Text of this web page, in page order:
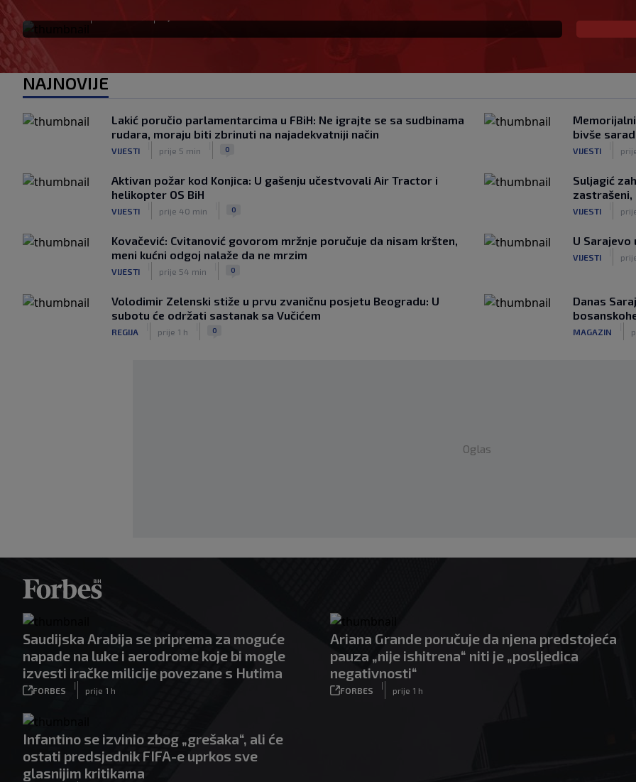
NAJNOVIJE
Lakić poručio parlamentarcima u FBiH: Ne igrajte se sa sudbinama
rudara, moraju biti zbrinuti na najadekvatniji način
VIJESTI prije 5 min 0
bivše
VIJESTI
Aktivan požar kod Konjica: U gašenju učestvovali Air Tractor i
helikopter OS BiH
VIJESTI prije 40 min 0
Suljagić
zastrašeni,
VIJESTI
Kovačević: Cvitanović govorom mržnje poručuje da nisam kršten,
meni kućni odgoj nalaže da ne mrzim
VIJESTI prije 54 min 0
U
VIJESTI
Volodimir Zelenski stiže u prvu zvaničnu posjetu Beogradu: U
subotu će održati sastanak sa Vučićem
REGIJA prije 1 h 0
Danas
MAGAZIN
Oglas
Saudijska Arabija se priprema za moguće
napade na luke i aerodrome koje bi mogle
izvesti iračke milicije povezane s Hutima
FORBES
|
prije 1 h
Ariana Grande poručuje da njena predstojeća
pauza „nije ishitrena“ niti je „posljedica
negativnosti“
FORBES
|
prije 1 h
Infantino se izvinio zbog „grešaka“, ali će
ostati predsjednik FIFA-e uprkos sve
glasnijim kritikama